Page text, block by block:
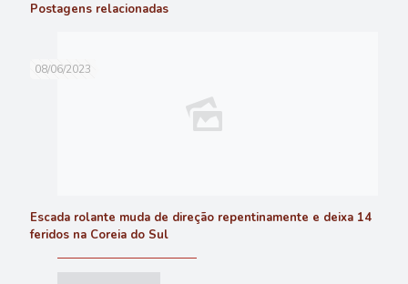
Postagens relacionadas
08/06/2023
Escada rolante muda de direção repentinamente e deixa 14
feridos na Coreia do Sul